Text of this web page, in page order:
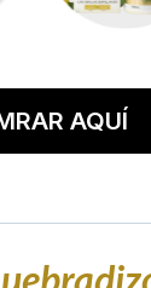
AQUÍ